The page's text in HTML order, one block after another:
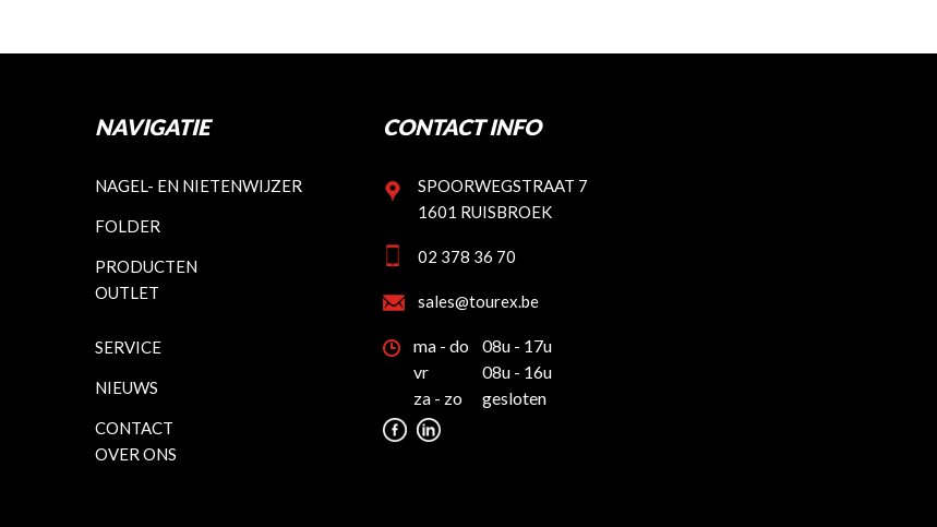
NAVIGATIE
NAGEL- EN NIETENWIJZER
FOLDER
PRODUCTEN
OUTLET
SERVICE
NIEUWS
CONTACT
OVER ONS
CONTACT INFO
SPOORWEGSTRAAT 7
1601 RUISBROEK
02 378 36 70
sales@tourex.be
ma - do
08u - 17u
vr
08u - 16u
za - zo
gesloten